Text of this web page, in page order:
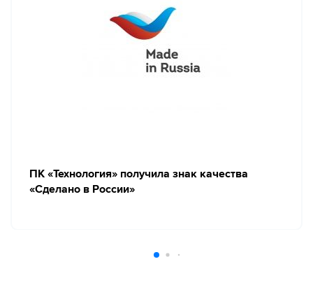
ПК «Технология» получила знак качества
«Сделано в России»